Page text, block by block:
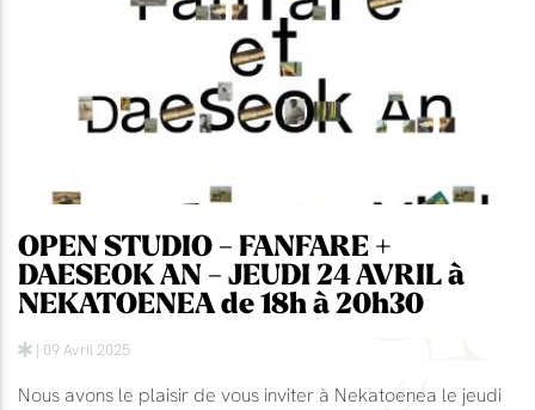
OPEN STUDIO - FANFARE +
DAESEOK AN - JEUDI 24 AVRIL à
NEKATOENEA de 18h à 20h30
| 09 Avril 2025
Nous avons le plaisir de vous inviter à Nekatoenea le jeudi